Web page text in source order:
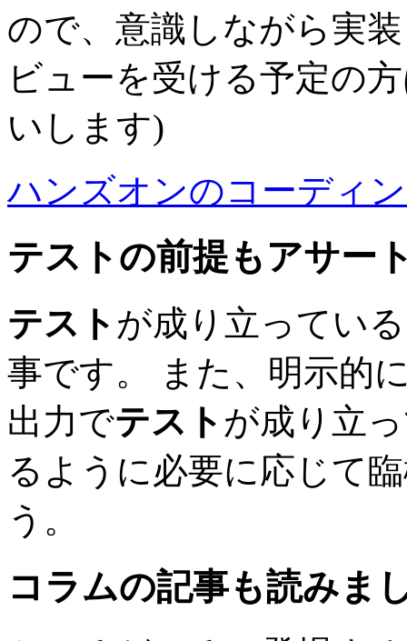
ので、意識しながら実
ビューを受ける予定の
いします)
ハンズオンのコーディ
テスト の前提もアサー
テスト が成り立ってい
事です。 また、明示的
出力でテスト が成り立
るように必要に応じて
う。
コラムの記事も読みま